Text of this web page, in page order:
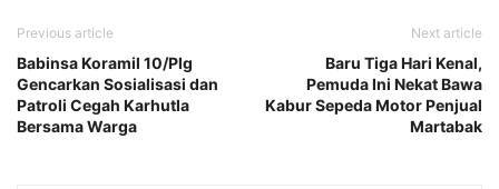
Previous article
Babinsa Koramil 10/Plg
Gencarkan Sosialisasi dan
Patroli Cegah Karhutla
Bersama Warga
Next article
Baru Tiga Hari Kenal,
Pemuda Ini Nekat Bawa
Kabur Sepeda Motor Penjual
Martabak